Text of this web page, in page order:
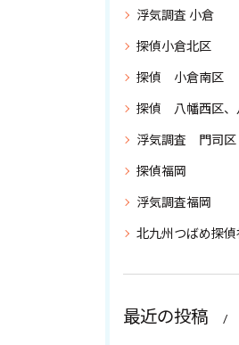
浮気調査 小倉
探偵小倉北区
探偵 小倉南区
探偵 八幡西区、
浮気調査 門司区
探偵福岡
浮気調査福岡
北九州つばめ探偵
最近の投稿